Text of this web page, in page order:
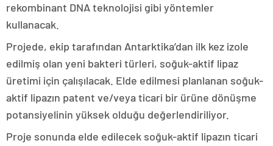
rekombinant DNA teknolojisi gibi yöntemler
kullanacak.
Projede, ekip tarafından Antarktika’dan ilk kez izole
edilmiş olan yeni bakteri türleri, soğuk-aktif lipaz
üretimi için çalışılacak. Elde edilmesi planlanan soğuk-
aktif lipazın patent ve/veya ticari bir ürüne dönüşme
potansiyelinin yüksek olduğu değerlendiriliyor.
Proje sonunda elde edilecek soğuk-aktif lipazın ticari